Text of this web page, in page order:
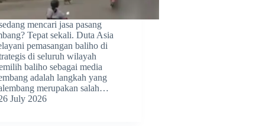
mencari jasa pasang
Tepat sekali. Duta Asia
pemasangan baliho di
di seluruh wilayah
baliho sebagai media
adalah langkah yang
merupakan salah…
July 2026